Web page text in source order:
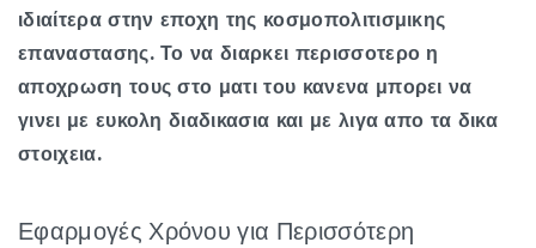
ιδιαίτερα στην εποχη της κοσμοπολιτισμικης
επαναστασης. Το να διαρκει περισσοτερο η
αποχρωση τους στο ματι του κανενα μπορει να
γινει με ευκολη διαδικασια και με λιγα απο τα δικα
στοιχεια.
Εφαρμογές Χρόνου για Περισσότερη